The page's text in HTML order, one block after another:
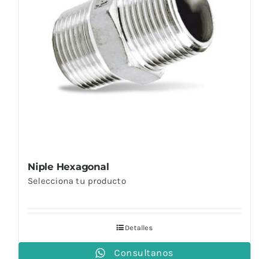
Niple Hexagonal
Selecciona tu producto
Detalles
Consultanos